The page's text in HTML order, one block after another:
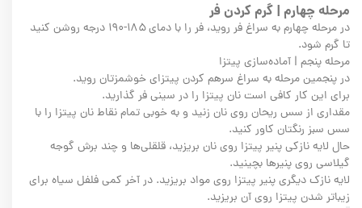
مرحله چهارم | گرم کردن فر
در مرحله چهارم به سراغ فر روید، فر را با دمای ۱۸۵-۱۹۰ درجه روشن کنید
تا گرم شود.
مرحله پنجم | آماده‌سازی پیتزا
در پنجمین مرحله به سراغ سرهم کردن پیتزای خوشمزتان روید.
برای این کار کافی است نان پیتزا را در سینی فر گذارید.
مقداری از سس ریحان روی نان زنید و به خوبی تمام نقاط نان پیتزا را با
سس سبز رنگتان کاور کنید.
حال لایه نازکی پنیر پیتزا روی نان بریزید، قلقلی‌ها و چند برش گوجه
گیلاسی روی پنیر‌ها بچینید.
لایه نازک دیگری پنیر پیتزا روی مواد بریزید. در آخر کمی فلفل سیاه برای
زیباتر شدن پیتزا روی آن بریزید.